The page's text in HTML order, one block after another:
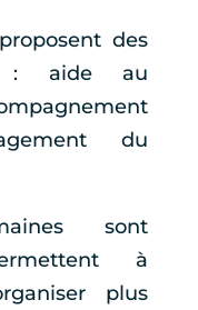
des
: aide au
du
sont
à
plus